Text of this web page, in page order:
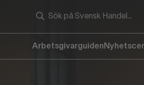
Arbetsgivarguiden